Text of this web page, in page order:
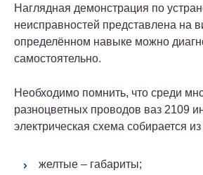
Наглядная демонстрация по
неисправностей представлена на
определённом навыке можно
самостоятельно.
Необходимо помнить, что среди
разноцветных проводов ваз 2109
электрическая схема собирается
желтые – габариты;